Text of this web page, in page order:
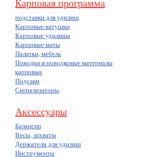
Карповая программа
подставки для удилищ
Карповые катушки
Карповые удилища
Карповые маты
Палатки, мебель
Поводки и поводковые материалы
карповые
Подсаки
Сигнализаторы
Аксессуары
Балансир
Весы, захваты
Держатели для удилищ
Инструменты